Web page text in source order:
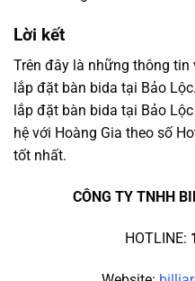
Lời kết
Trên đây là những thông tin
lắp đặt bàn bida tại Bảo
lắp đặt bàn bida tại Bảo
hệ với Hoàng Gia theo số
tốt nhất.
CÔNG TY TNHH
HOTLINE: